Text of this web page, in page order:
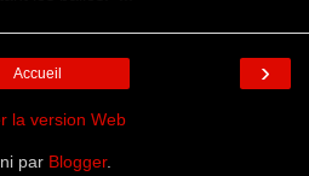
›
Accueil
la version Web
par Blogger.